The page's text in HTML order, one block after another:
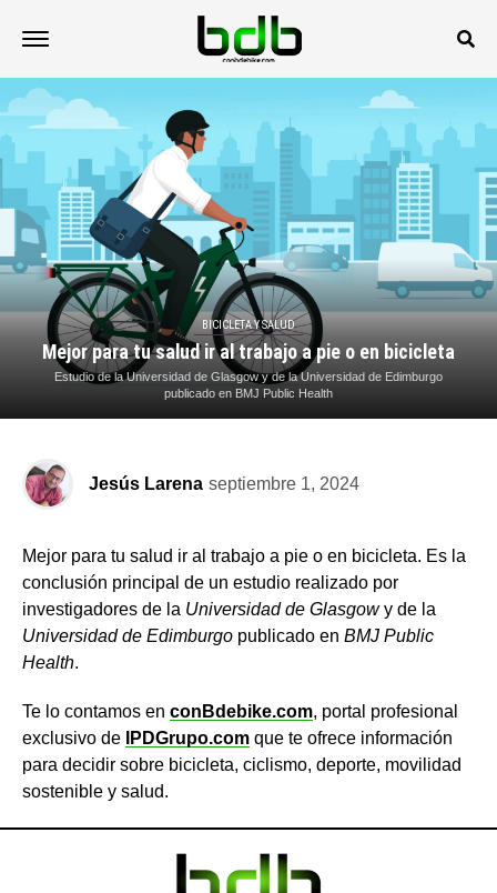
BICICLETA Y SALUD
Mejor para tu salud ir al trabajo a pie o en bicicleta
Estudio de la Universidad de Glasgow y de la Universidad de Edimburgo
publicado en BMJ Public Health
Jesús Larena septiembre 1, 2024
Mejor para tu salud ir al trabajo a pie o en bicicleta. Es la
conclusión principal de un estudio realizado por
investigadores de la Universidad de Glasgowy de la
Universidad de Edimburgo publicado en BMJ Public
Health.
Te lo contamos en conBdebike.com, portal profesional
exclusivo de
IPDGrupo.com que te ofrece información
para decidir sobre bicicleta, ciclismo, deporte, movilidad
sostenible y salud.